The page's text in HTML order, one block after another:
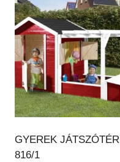
GYEREK JÁTSZÓTÉR
816/1